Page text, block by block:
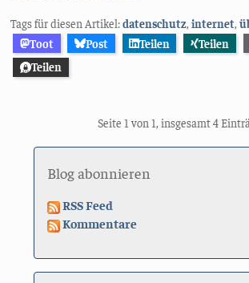
Tags für diesen Artikel:datenschutz ,internet ,
Toot
Post Teilen Teilen
Teilen
Seite 1 von 1, insgesamt 4
Blog abonnieren
RSS Feed
Kommentare